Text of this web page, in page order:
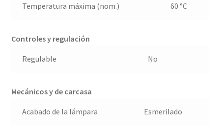
Temperatura máxima (nom.) 60 °C
Controles y regulación
Regulable No
Mecánicos y de carcasa
Acabado de la lámpara Esmerilado